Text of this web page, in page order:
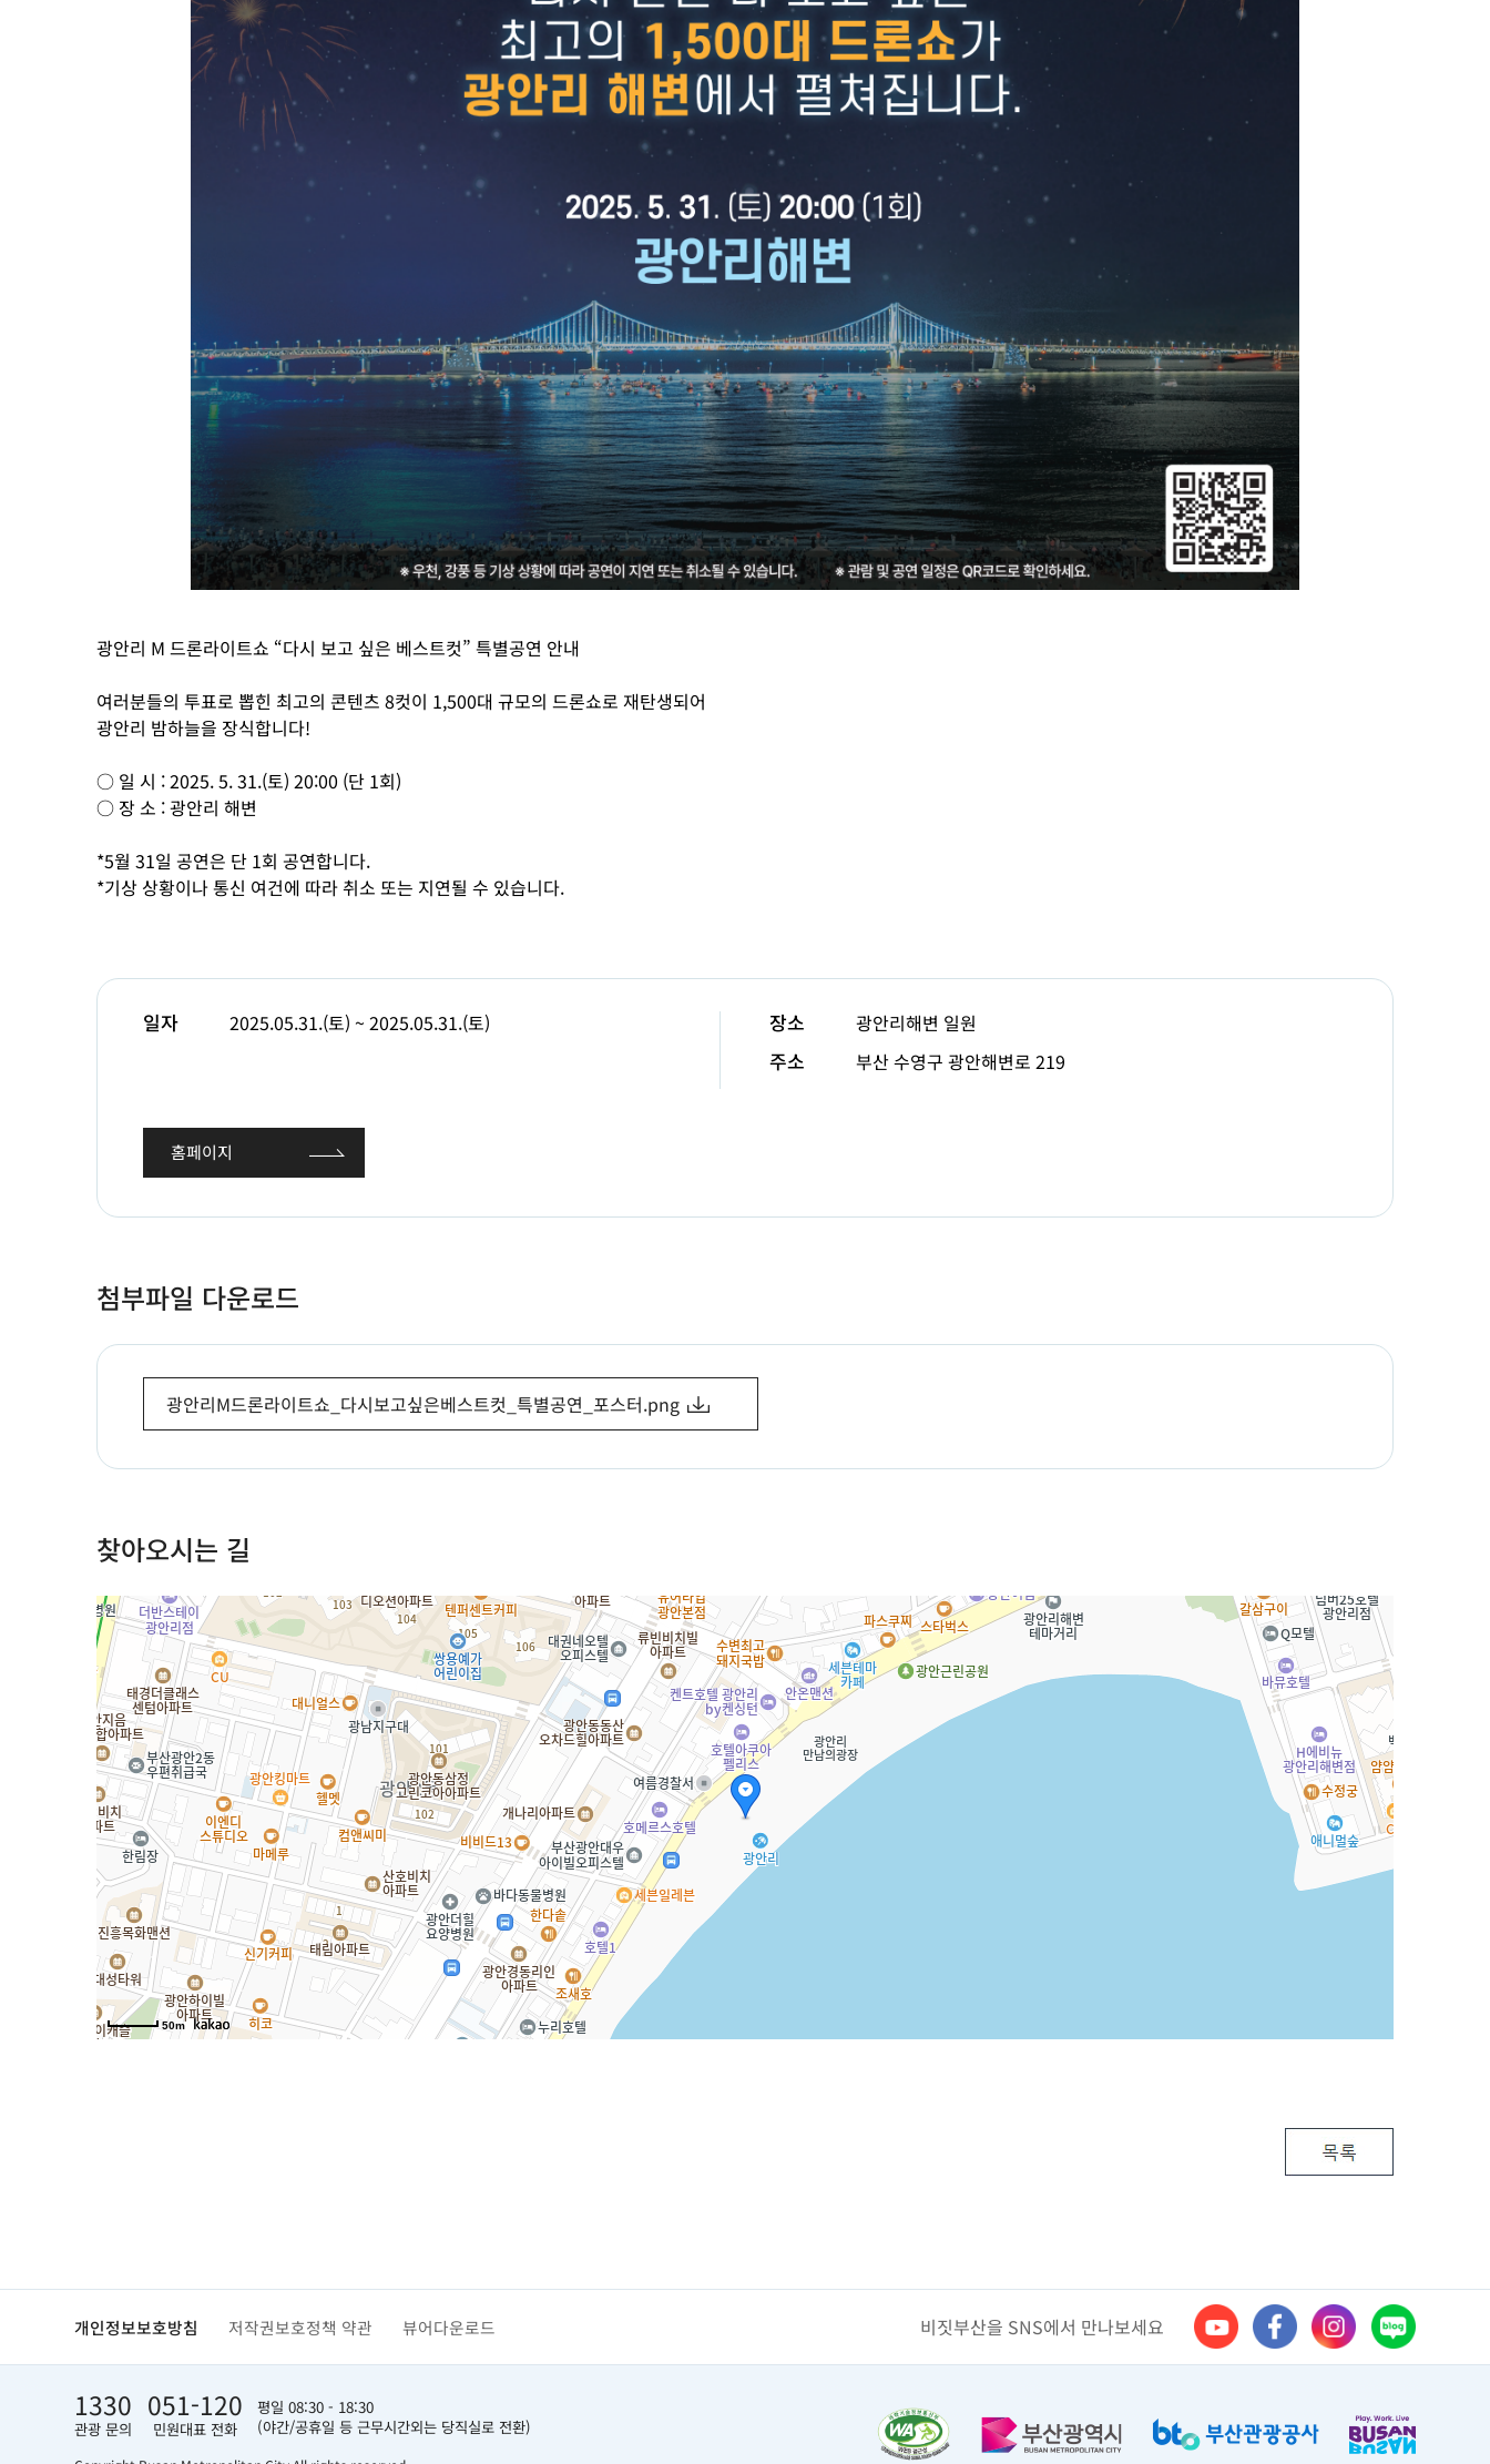
광안리 M 드론라이트쇼 “다시 보고 싶은 베스트컷” 특별공연 안내
여러분들의 투표로 뽑힌 최고의 콘텐츠 8컷이 1,500대 규모의 드론쇼로 재탄생되어
광안리 밤하늘을 장식합니다!
○ 일 시 : 2025. 5. 31.(토) 20:00 (단 1회)
○ 장 소 : 광안리 해변
*5월 31일 공연은 단 1회 공연합니다.
*기상 상황이나 통신 여건에 따라 취소 또는 지연될 수 있습니다.
일자 2025.05.31.(토) ~ 2025.05.31.(토) 장소 광안리해변 일원
주소 부산 수영구 광안해변로 219
홈페이지
첨부파일 다운로드
광안리M드론라이트쇼_다시보고싶은베스트컷_특별공연_포스터.png
찾아오시는 길
50m
개인정보보호방침 저작권보호정책 약관 뷰어다운로드 비짓부산을 SNS에서 만나보세요
1330
관광 문의
051-120
민원대표 전화
평일 08:30 - 18:30
(야간/공휴일 등 근무시간외는 당직실로 전환)